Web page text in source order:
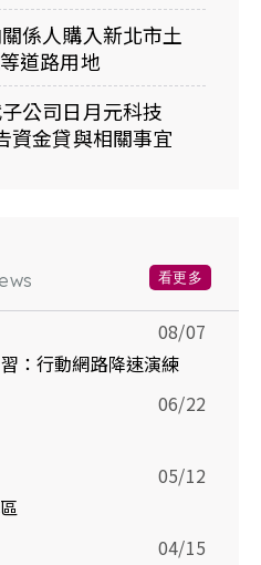
係人購入新北市土
道路用地
公司日月元科技
資金貸與相關事宜
看更多
：行動網路降速演練
08/07
06/22
05/12
04/15